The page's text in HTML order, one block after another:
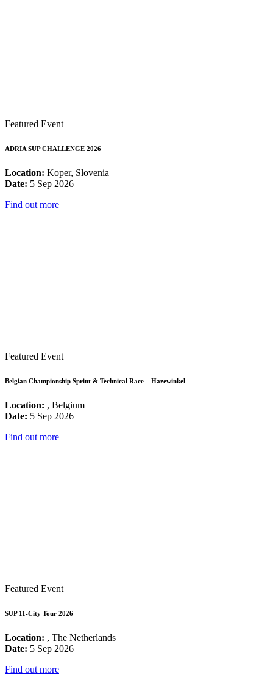
Featured Event
ADRIA SUP CHALLENGE 2026
Location: Koper, Slovenia
Date: 5 Sep 2026
Find out more
Featured Event
Belgian Championship Sprint & Technical Race – Hazewinkel
Location: , Belgium
Date: 5 Sep 2026
Find out more
Featured Event
SUP 11-City Tour 2026
Location: , The Netherlands
Date: 5 Sep 2026
Find out more